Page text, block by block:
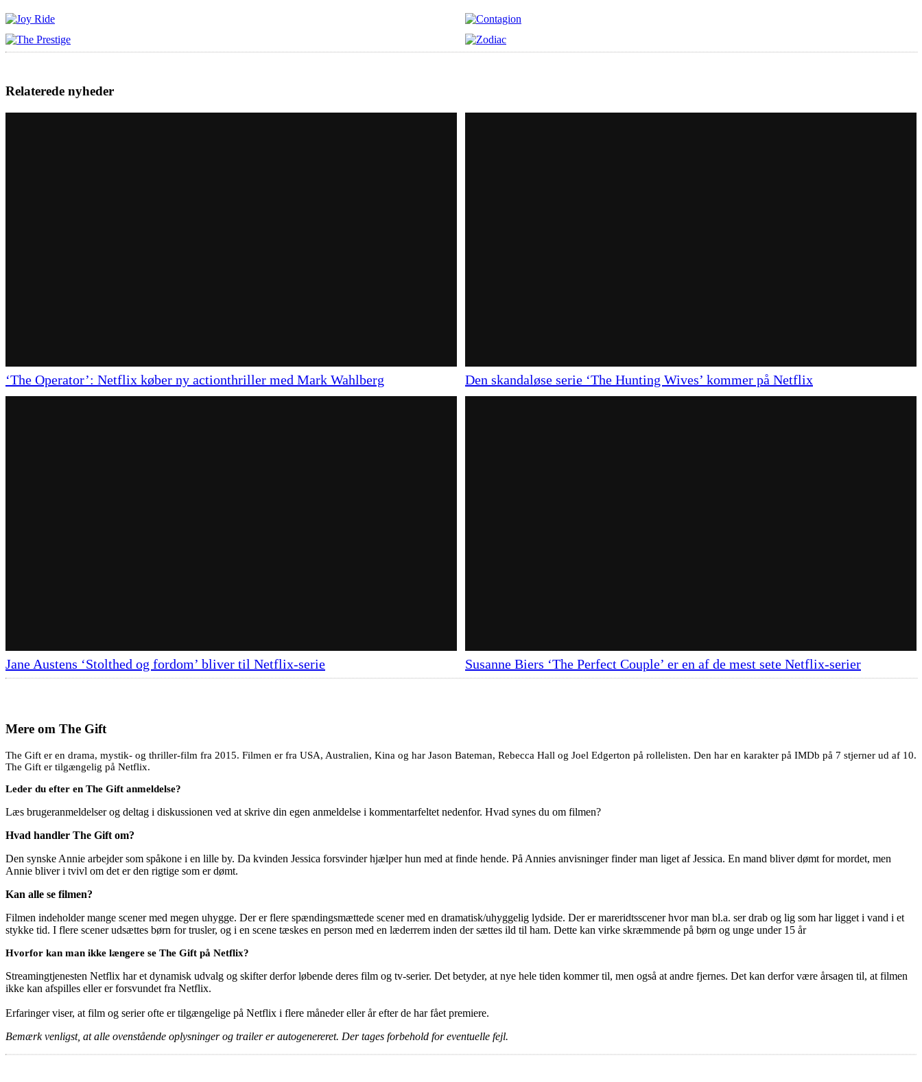
Relaterede nyheder
‘The Operator’: Netflix køber ny actionthriller med Mark Wahlberg Den skandaløse serie ‘The Hunting Wives’ kommer på Netflix
Jane Austens ‘Stolthed og fordom’ bliver til Netflix-serie Susanne Biers ‘The Perfect Couple’ er en af de mest sete Netflix-serier
Mere om The Gift
The Gift er en drama, mystik- og thriller-film fra 2015. Filmen er fra USA, Australien, Kina og har Jason Bateman, Rebecca Hall og Joel Edgerton på rollelisten. Den har en karakter på IMDb på 7 stjerner ud af 10.
The Gift er tilgængelig på Netflix.
Leder du efter en The Gift anmeldelse?
Læs brugeranmeldelser og deltag i diskussionen ved at skrive din egen anmeldelse i kommentarfeltet nedenfor. Hvad synes du om filmen?
Hvad handler The Gift om?
Den synske Annie arbejder som spåkone i en lille by. Da kvinden Jessica forsvinder hjælper hun med at finde hende. På Annies anvisninger finder man liget af Jessica. En mand bliver dømt for mordet, men
Annie bliver i tvivl om det er den rigtige som er dømt.
Kan alle se filmen?
Filmen indeholder mange scener med megen uhygge. Der er flere spændingsmættede scener med en dramatisk/uhyggelig lydside. Der er mareridtsscener hvor man bl.a. ser drab og lig som har ligget i vand i et
stykke tid. I flere scener udsættes børn for trusler, og i en scene tæskes en person med en læderrem inden der sættes ild til ham. Dette kan virke skræmmende på børn og unge under 15 år
Hvorfor kan man ikke længere se The Gift på Netflix?
Streamingtjenesten Netflix har et dynamisk udvalg og skifter derfor løbende deres film og tv-serier. Det betyder, at nye hele tiden kommer til, men også at andre fjernes. Det kan derfor være årsagen til, at filmen
ikke kan afspilles eller er forsvundet fra Netflix.
Erfaringer viser, at film og serier ofte er tilgængelige på Netflix i flere måneder eller år efter de har fået premiere.
Bemærk venligst, at alle ovenstående oplysninger og trailer er autogenereret. Der tages forbehold for eventuelle fejl.